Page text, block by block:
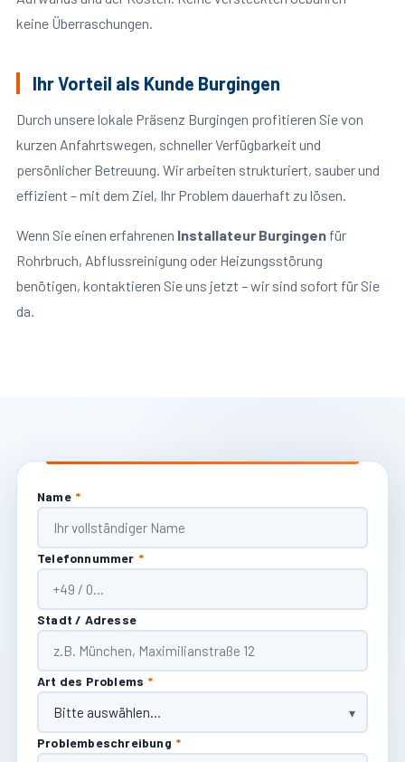
keine Überraschungen.
Ihr Vorteil als Kunde Burgingen
Durch unsere lokale Präsenz Burgingen profitieren Sie von
kurzen Anfahrtswegen, schneller Verfügbarkeit und
persönlicher Betreuung. Wir arbeiten strukturiert, sauber und
effizient – mit dem Ziel, Ihr Problem dauerhaft zu lösen.
Wenn Sie einen erfahrenen Installateur Burgingenfür
Rohrbruch, Abflussreinigung oder Heizungsstörung
benötigen, kontaktieren Sie uns jetzt – wir sind sofort für Sie
da.
Name *
Telefonnummer *
Stadt / Adresse
Art des Problems *
Problembeschreibung *